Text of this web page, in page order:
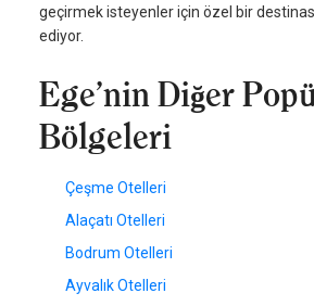
geçirmek isteyenler için özel bir
ediyor.
Ege’nin Diğer
Bölgeleri
Çeşme Otelleri
Alaçatı Otelleri
Bodrum Otelleri
Ayvalık Otelleri